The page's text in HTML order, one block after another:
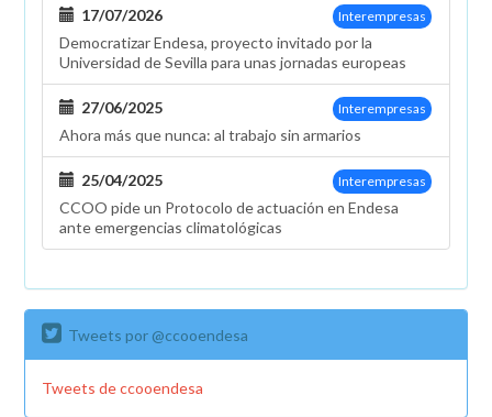
Interempresas
17/07/2026
Democratizar Endesa, proyecto invitado por la
Universidad de Sevilla para unas jornadas europeas
Interempresas
27/06/2025
Ahora más que nunca: al trabajo sin armarios
Interempresas
25/04/2025
CCOO pide un Protocolo de actuación en Endesa
ante emergencias climatológicas
Tweets por @ccooendesa
Tweets de ccooendesa